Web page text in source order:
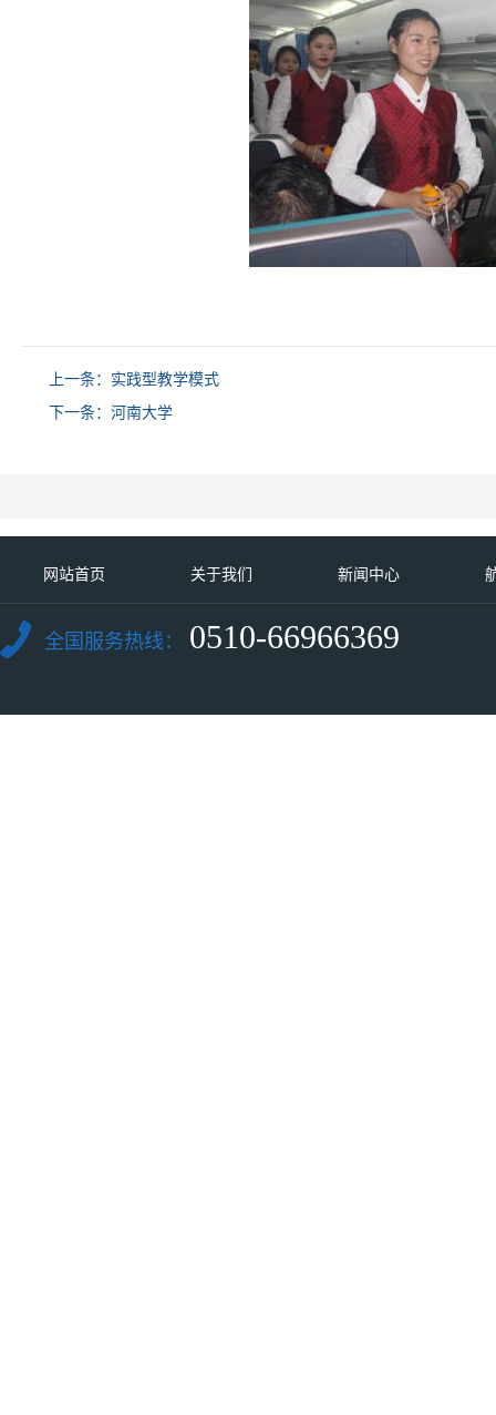
上一条： 实践型教学模式
下一条： 河南大学
网站首页 关于我们 新闻中心
全国服务热线： 0510-66966369